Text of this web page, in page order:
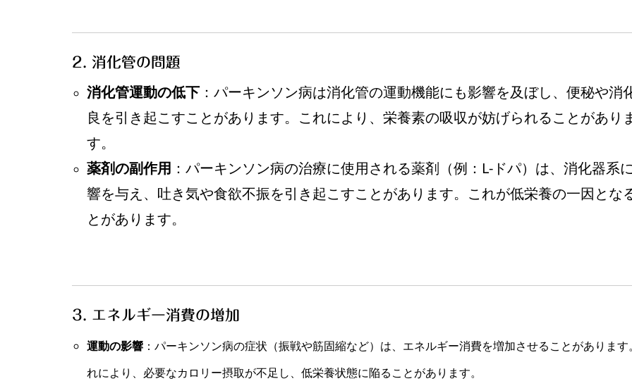
2. 消化管の問題
消化管運動の低下：パーキンソン病は消化管の運動機能にも影響を及ぼし、便秘や消
良を引き起こすことがあります。これにより、栄養素の吸収が妨げられることがあり
す。
薬剤の副作用 ：パーキンソン病の治療に使用される薬剤（例：L-ドパ）は、消化器系
響を与え、吐き気や食欲不振を引き起こすことがあります。これが低栄養の一因とな
とがあります。
3. エネルギー消費の増加
運動の影響：パーキンソン病の症状（振戦や筋固縮など）は、エネルギー消費を増加させることがあります
れにより、必要なカロリー摂取が不足し、低栄養状態に陥ることがあります。